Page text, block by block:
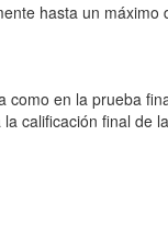
hasta un máximo
en la prueba
calificación final de